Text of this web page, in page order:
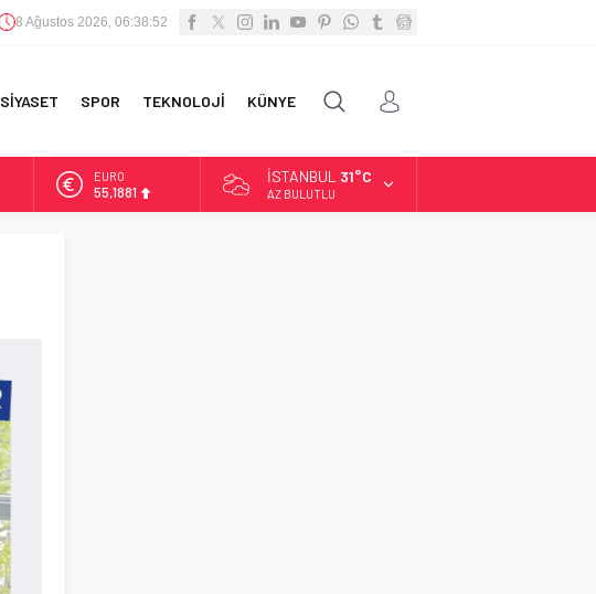
8 Ağustos 2026, 06:38:52
SİYASET SPOR TEKNOLOJİ KÜNYE
EURO
55,1881
İSTANBUL 31°C
AZ BULUTLU